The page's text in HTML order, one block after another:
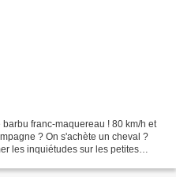
franc-maquereau ! 80 km/h et
? On s'achète un cheval ?
les inquiétudes sur les petites